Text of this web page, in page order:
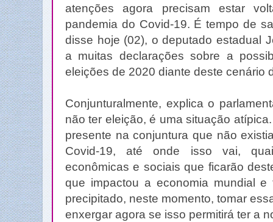
atenções agora precisam estar
pandemia do Covid-19. É tempo de
disse hoje (02), o deputado estadual
a muitas declarações sobre a
eleições de 2020 diante deste cenário
Conjunturalmente, explica o
não ter eleição, é uma situação
presente na conjuntura que não
Covid-19, até onde isso vai,
econômicas e sociais que ficarão
que impactou a economia mundial
precipitado, neste momento, tomar
enxergar agora se isso permitirá ter a